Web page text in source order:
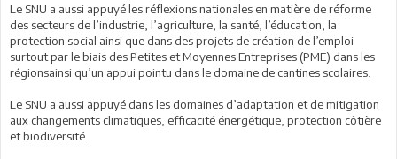
Le SNU a aussi appuyé les réflexions nationales en matière de réforme
des secteurs de l’industrie, l’agriculture, la santé, l’éducation, la
protection social ainsi que dans des projets de création de l’emploi
surtout par le biais des Petites et Moyennes Entreprises (PME) dans les
régionsainsi qu’un appui pointu dans le domaine de cantines scolaires.
Le SNU a aussi appuyé dans les domaines d’adaptation et de mitigation
aux changements climatiques, efficacité énergétique, protection côtière
et biodiversité.